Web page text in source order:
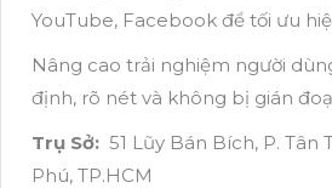
YouTube, Facebook để tối ưu
Nâng cao trải nghiệm người
định, rõ nét và không bị gián
Trụ Sở: 51 Lũy Bán Bích, P. Tân
Phú, TP.HCM